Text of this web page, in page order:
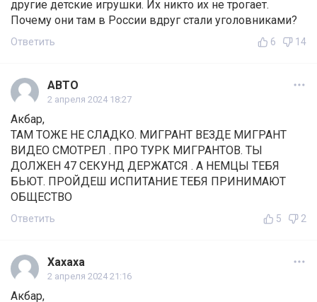
другие детские игрушки. Их никто их не трогает.
Почему они там в России вдруг стали уголовниками?
Ответить 6 14
АВТО
2 апреля 2024 18:27
Акбар,
ТАМ ТОЖЕ НЕ СЛАДКО. МИГРАНТ ВЕЗДЕ МИГРАНТ
ВИДЕО СМОТРЕЛ . ПРО ТУРК МИГРАНТОВ. ТЫ
ДОЛЖЕН 47 СЕКУНД ДЕРЖАТСЯ . А НЕМЦЫ ТЕБЯ
БЬЮТ. ПРОЙДЕШ ИСПИТАНИЕ ТЕБЯ ПРИНИМАЮТ
ОБЩЕСТВО
Ответить 5 2
Xaxaxa
2 апреля 2024 21:16
Акбар,